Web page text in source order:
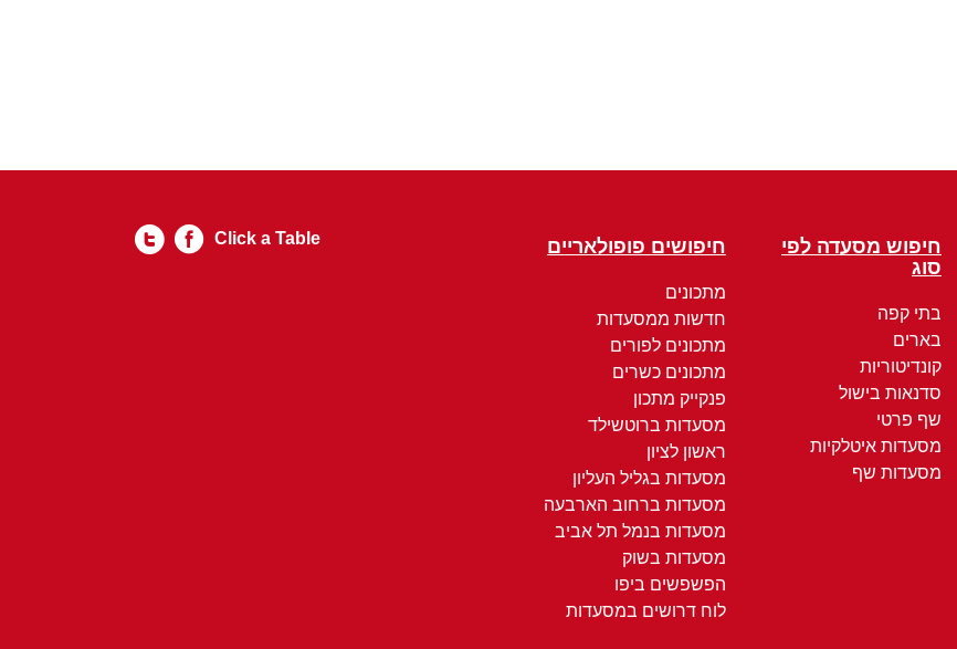
חיפוש מסעדה לפי
סוג
בתי קפה
בארים
קונדיטוריות
סדנאות בישול
שף פרטי
מסעדות איטלקיות
מסעדות שף
חיפושים פופולאריים
מתכונים
חדשות ממסעדות
מתכונים לפורים
מתכונים כשרים
פנקייק מתכון
מסעדות ברוטשילד
ראשון לציון
מסעדות בגליל העליון
מסעדות ברחוב הארבעה
מסעדות בנמל תל אביב
מסעדות בשוק
הפשפשים ביפו
לוח דרושים במסעדות
Click a Table